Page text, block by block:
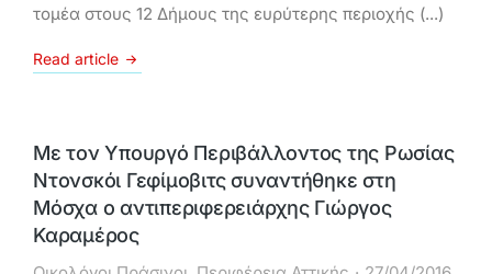
τομέα στους 12 Δήμους της ευρύτερης περιοχής (...)
Read article
Με τον Υπουργό Περιβάλλοντος της Ρωσίας
Ντονσκόι Γεφίμοβιτς συναντήθηκε στη
Μόσχα ο αντιπεριφερειάρχης Γιώργος
Καραμέρος